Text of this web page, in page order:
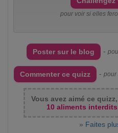
pour voir si elles
Poster sur le blog -
Commenter ce quizz - pour
Vous avez aimé ce
10 aliments
» Faites